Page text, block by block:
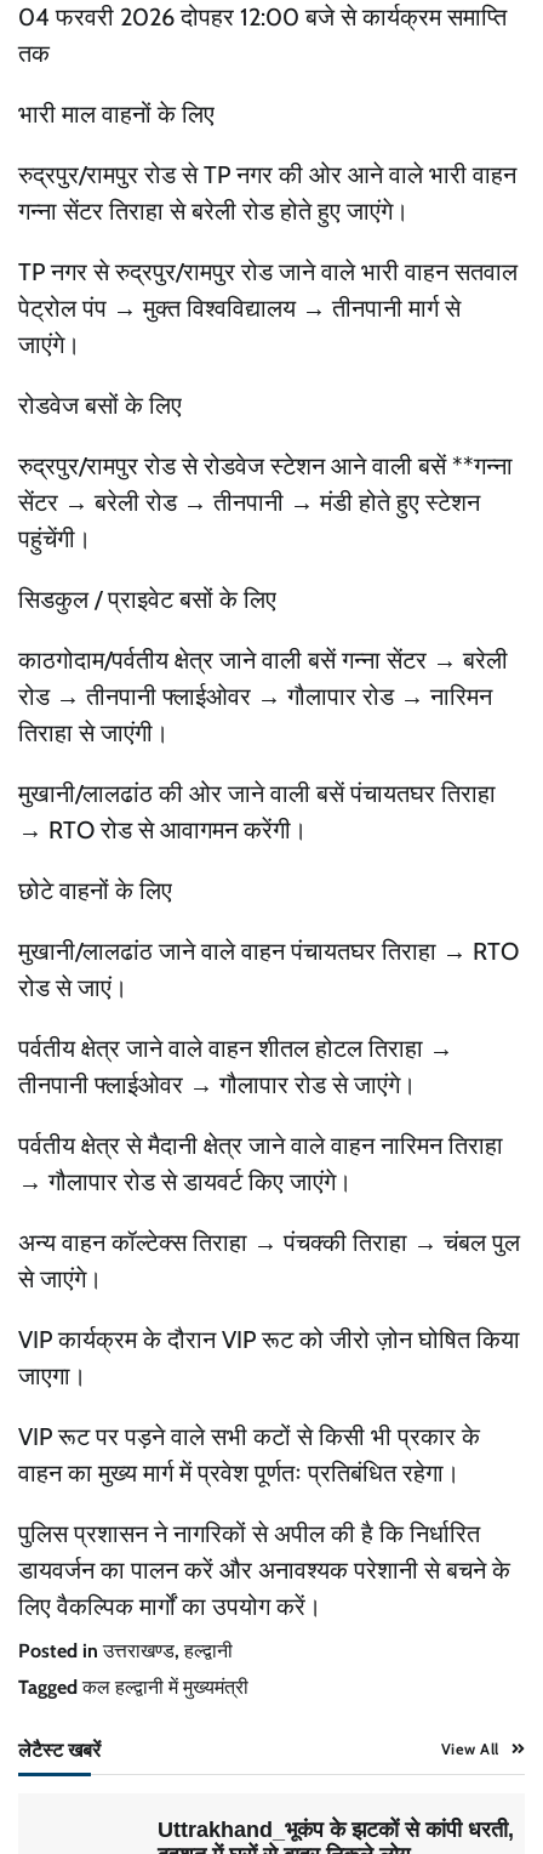
04 फरवरी 2026 दोपहर 12:00 बजे से कार्यक्रम समाप्ति
तक
भारी माल वाहनों के लिए
रुद्रपुर/रामपुर रोड से TP नगर की ओर आने वाले भारी वाहन
गन्ना सेंटर तिराहा से बरेली रोड होते हुए जाएंगे।
TP नगर से रुद्रपुर/रामपुर रोड जाने वाले भारी वाहन सतवाल
पेट्रोल पंप → मुक्त विश्वविद्यालय → तीनपानी मार्ग से
जाएंगे।
रोडवेज बसों के लिए
रुद्रपुर/रामपुर रोड से रोडवेज स्टेशन आने वाली बसें **गन्ना
सेंटर → बरेली रोड → तीनपानी → मंडी होते हुए स्टेशन
पहुंचेंगी।
सिडकुल / प्राइवेट बसों के लिए
काठगोदाम/पर्वतीय क्षेत्र जाने वाली बसें गन्ना सेंटर → बरेली
रोड → तीनपानी फ्लाईओवर → गौलापार रोड → नारिमन
तिराहा से जाएंगी।
मुखानी/लालढांठ की ओर जाने वाली बसें पंचायतघर तिराहा
→ RTO रोड से आवागमन करेंगी।
छोटे वाहनों के लिए
मुखानी/लालढांठ जाने वाले वाहन पंचायतघर तिराहा → RTO
रोड से जाएं।
पर्वतीय क्षेत्र जाने वाले वाहन शीतल होटल तिराहा →
तीनपानी फ्लाईओवर → गौलापार रोड से जाएंगे।
पर्वतीय क्षेत्र से मैदानी क्षेत्र जाने वाले वाहन नारिमन तिराहा
→ गौलापार रोड से डायवर्ट किए जाएंगे।
अन्य वाहन कॉल्टेक्स तिराहा → पंचक्की तिराहा → चंबल पुल
से जाएंगे।
VIP कार्यक्रम के दौरान VIP रूट को जीरो ज़ोन घोषित किया
जाएगा।
VIP रूट पर पड़ने वाले सभी कटों से किसी भी प्रकार के
वाहन का मुख्य मार्ग में प्रवेश पूर्णतः प्रतिबंधित रहेगा।
पुलिस प्रशासन ने नागरिकों से अपील की है कि निर्धारित
डायवर्जन का पालन करें और अनावश्यक परेशानी से बचने के
लिए वैकल्पिक मार्गों का उपयोग करें।
Posted inउत्तराखण्ड,हल्द्वानी
Taggedकल हल्द्वानी में मुख्यमंत्री
लेटैस्ट खबरें View All
Uttrakhand_भूकंप के झटकों से कांपी धरती,